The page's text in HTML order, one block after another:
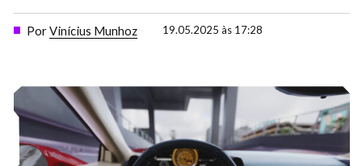
PorVinícius Munhoz 19.05.2025 às 17:28